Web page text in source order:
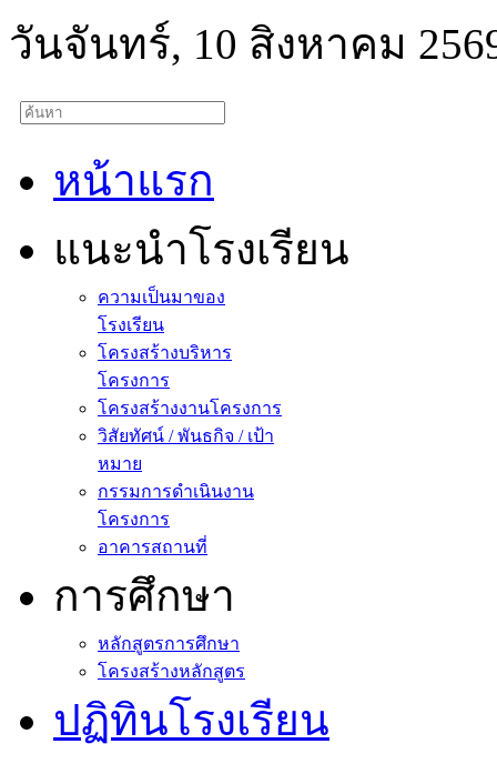
วันจันทร์, 10 สิงหาคม
หน้าแรก
แนะนำโรงเรียน
ความเป็นมาของ
โรงเรียน
โครงสร้างบริหาร
โครงการ
โครงสร้างงานโครงการ
วิสัยทัศน์ / พันธกิจ / เป้า
หมาย
กรรมการดำเนินงาน
โครงการ
อาคารสถานที่
การศึกษา
หลักสูตรการศึกษา
โครงสร้างหลักสูตร
ปฏิทินโรงเรียน